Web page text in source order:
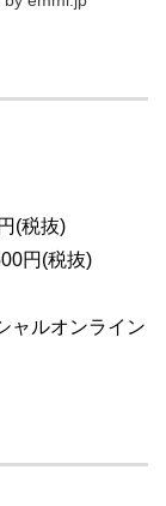
(税抜)
円(税抜)
ャルオンライン